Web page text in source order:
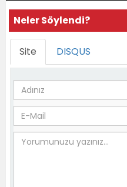
Neler Söylendi?
Site DISQUS